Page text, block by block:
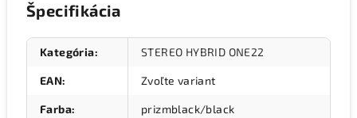
Špecifikácia
Kategória: STEREO HYBRID ONE22
EAN: Zvoľte variant
Farba: prizmblack/black